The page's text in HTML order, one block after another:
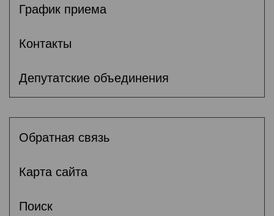
График приема
Контакты
Депутатские объединения
Обратная связь
Карта сайта
Поиск